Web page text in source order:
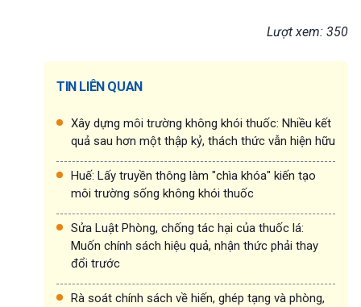
Lượt xem: 350
TIN LIÊN QUAN
Xây dựng môi trường không khói thuốc: Nhiều kết
quả sau hơn một thập kỷ, thách thức vẫn hiện hữu
Huế: Lấy truyền thông làm "chìa khóa" kiến tạo
môi trường sống không khói thuốc
Sửa Luật Phòng, chống tác hại của thuốc lá:
Muốn chính sách hiệu quả, nhận thức phải thay
đổi trước
Rà soát chính sách về hiến, ghép tạng và phòng,